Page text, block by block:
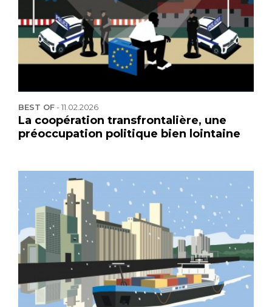
BEST OF-11.02.2026
La coopération transfrontalière, une
préoccupation politique bien lointaine